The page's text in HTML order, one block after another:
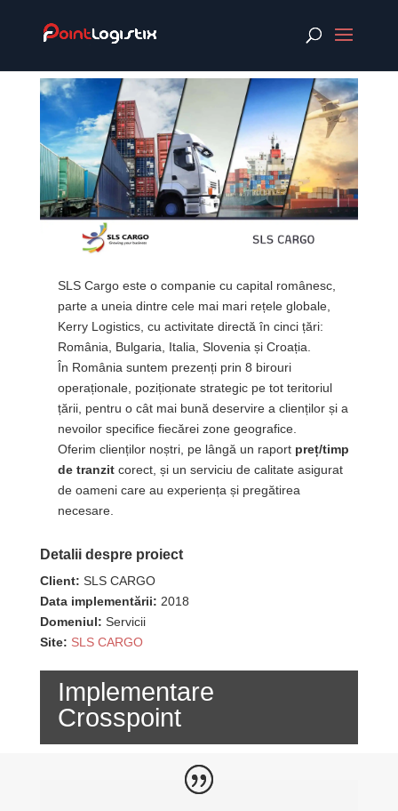
SLS Cargo este o companie cu capital românesc,
parte a uneia dintre cele mai mari rețele globale,
Kerry Logistics, cu activitate directă în cinci țări:
România, Bulgaria, Italia, Slovenia și Croația.
În România suntem prezenți prin 8 birouri
operaționale, poziționate strategic pe tot teritoriul
țării, pentru o cât mai bună deservire a clienților și a
nevoilor specifice fiecărei zone geografice.
Oferim clienților noștri, pe lângă un raport preț/timp
de tranzitcorect, și un serviciu de calitate asigurat
de oameni care au experiența și pregătirea
necesare.
Detalii despre proiect
Client: SLS CARGO
Data implementării: 2018
Domeniul: Servicii
Site: SLS CARGO
Implementare
Crosspoint